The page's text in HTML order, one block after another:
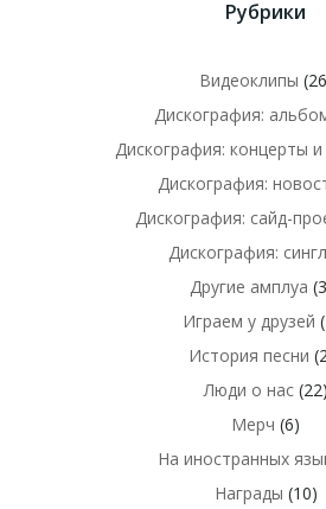
Рубрики
Видеоклипы
Дискография:
Дискография: концерты и
Дискография:
Дискография: сайд-
Дискография:
Другие амплуа
Играем у друзей
История песни
Люди о нас(22)
Мерч (6)
На иностранных
Награды (10)